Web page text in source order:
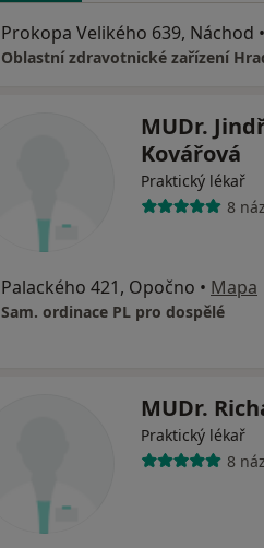
Prokopa Velikého 639, Náchod •
Oblastní zdravotnické zařízení
MUDr.
Kovářová
Praktický lékař
8
Palackého 421, Opočno • Mapa
Sam. ordinace PL pro dospělé
MUDr.
Praktický lékař
8